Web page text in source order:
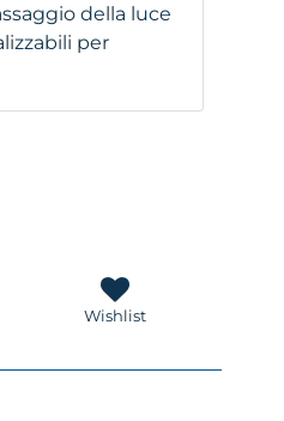
della luce
per
Wishlist